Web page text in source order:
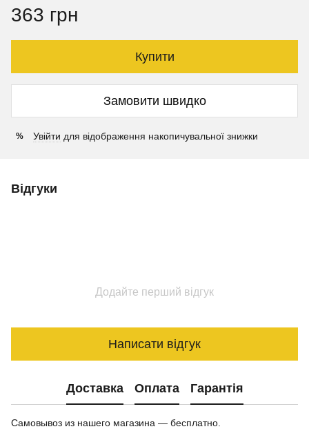
363 грн
Купити
Замовити швидко
% Увійти для відображення накопичувальної знижки
Відгуки
Додайте перший відгук
Написати відгук
Доставка Оплата Гарантія
Самовывоз из нашего магазина — бесплатно.